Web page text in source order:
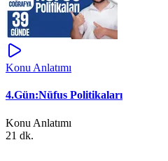
Konu Anlatımı
4.Gün:Nüfus Politikaları
Konu Anlatımı
21 dk.